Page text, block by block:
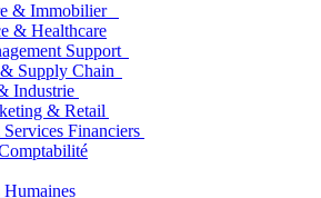
& Immobilier
& Healthcare
Support
Supply Chain
Industrie
& Retail
Financiers
Humaines